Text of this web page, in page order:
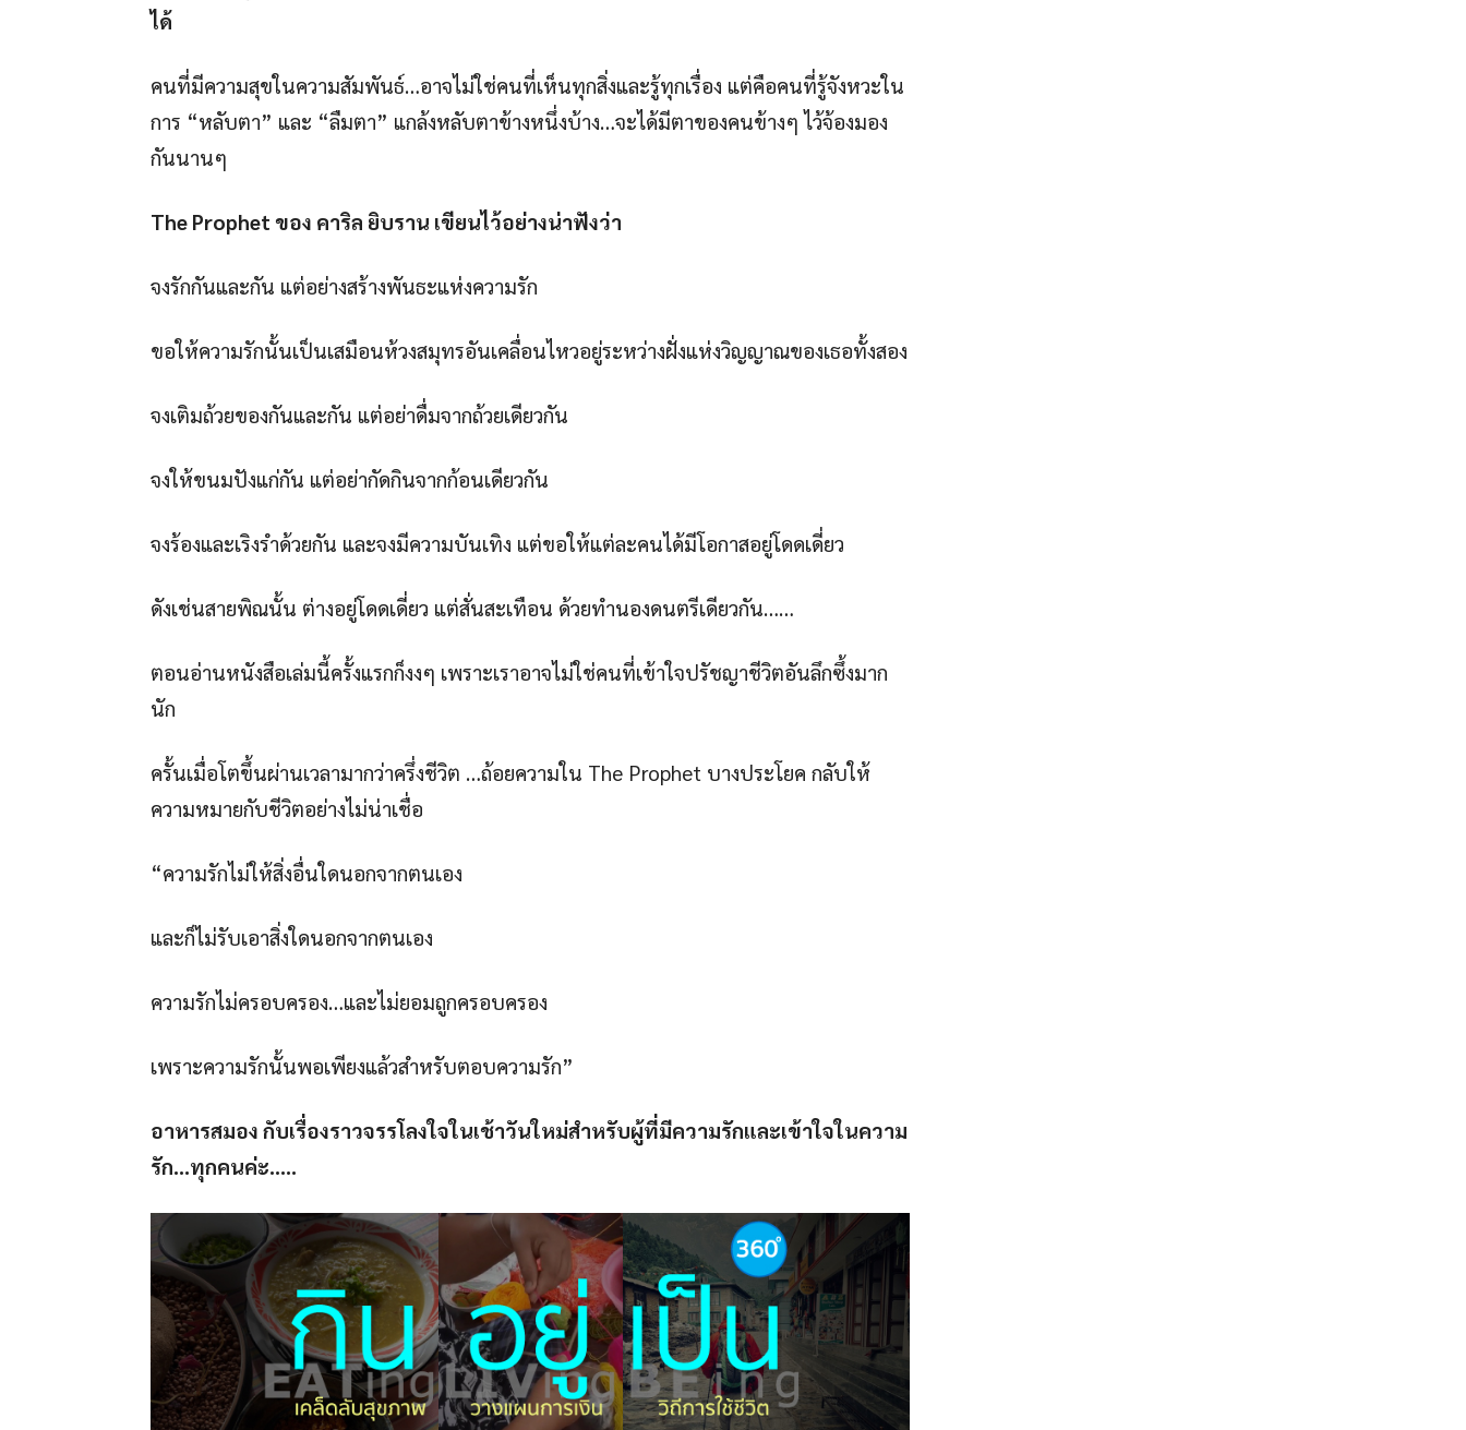
ได้
คนที่มีความสุขในความสัมพันธ์…อาจไม่ใช่คนที่เห็นทุกสิ่งและรู้ทุกเรื่อง แต่คือคนที่รู้จังหวะใน
การ “หลับตา” และ “ลืมตา” แกล้งหลับตาข้างหนึ่งบ้าง…จะได้มีตาของคนข้างๆ ไว้จ้องมอง
กันนานๆ
The Prophet ของ คาริล ยิบราน เขียนไว้อย่างน่าฟังว่า
จงรักกันและกัน แต่อย่างสร้างพันธะแห่งความรัก
ขอให้ความรักนั้นเป็นเสมือนห้วงสมุทรอันเคลื่อนไหวอยู่ระหว่างฝั่งแห่งวิญญาณของเธอทั้งสอง
จงเติมถ้วยของกันและกัน แต่อย่าดื่มจากถ้วยเดียวกัน
จงให้ขนมปังแก่กัน แต่อย่ากัดกินจากก้อนเดียวกัน
จงร้องและเริงรำด้วยกัน และจงมีความบันเทิง แต่ขอให้แต่ละคนได้มีโอกาสอยู่โดดเดี่ยว
ดังเช่นสายพิณนั้น ต่างอยู่โดดเดี่ยว แต่สั่นสะเทือน ด้วยทำนองดนตรีเดียวกัน……
ตอนอ่านหนังสือเล่มนี้ครั้งแรกก็งงๆ เพราะเราอาจไม่ใช่คนที่เข้าใจปรัชญาชีวิตอันลึกซึ้งมาก
นัก
ครั้นเมื่อโตขึ้นผ่านเวลามากว่าครึ่งชีวิต …ถ้อยความใน The Prophet บางประโยค กลับให้
ความหมายกับชีวิตอย่างไม่น่าเชื่อ
“ความรักไม่ให้สิ่งอื่นใดนอกจากตนเอง
และก็ไม่รับเอาสิ่งใดนอกจากตนเอง
ความรักไม่ครอบครอง…และไม่ยอมถูกครอบครอง
เพราะความรักนั้นพอเพียงแล้วสำหรับตอบความรัก”
อาหารสมอง กับเรื่องราวจรรโลงใจในเช้าวันใหม่สำหรับผู้ที่มีความรักและเข้าใจในความ
รัก…ทุกคนค่ะ…..